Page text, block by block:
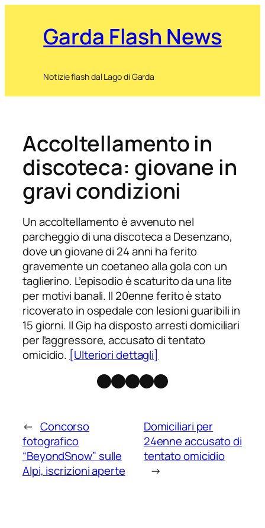
Garda Flash News
Notizie flash dal Lago di Garda
Accoltellamento in
discoteca: giovane in
gravi condizioni
Un accoltellamento è avvenuto nel
parcheggio di una discoteca a Desenzano,
dove un giovane di 24 anni ha ferito
gravemente un coetaneo alla gola con un
taglierino. L’episodio è scaturito da una lite
per motivi banali. Il 20enne ferito è stato
ricoverato in ospedale con lesioni guaribili in
15 giorni. Il Gip ha disposto arresti domiciliari
per l’aggressore, accusato di tentato
omicidio. [Ulteriori dettagli]
Facebook
Instagram
X Threads
Telegram
← Concorso
fotografico
“BeyondSnow” sulle
Alpi, iscrizioni aperte
Domiciliari per
24enne accusato di
tentato omicidio
→